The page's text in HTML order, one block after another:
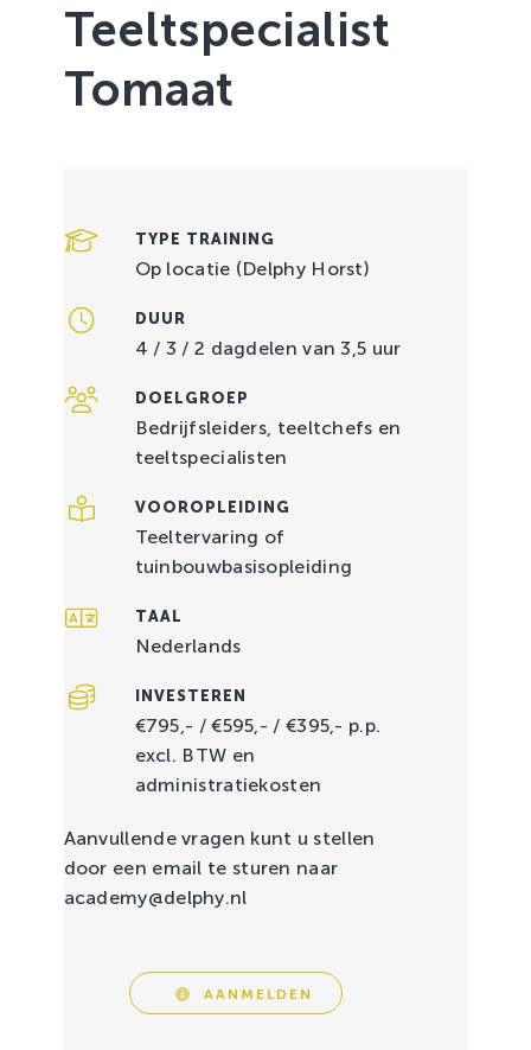
Teeltspecialist
Tomaat
TYPE TRAINING
Op locatie (Delphy Horst)
DUUR
4 / 3 / 2 dagdelen van 3,5 uur
DOELGROEP
Bedrijfsleiders, teeltchefs en
teeltspecialisten
VOOROPLEIDING
Teeltervaring of
tuinbouwbasisopleiding
TAAL
Nederlands
INVESTEREN
€795,- / €595,- / €395,- p.p.
excl. BTW en
administratiekosten
Aanvullende vragen kunt u stellen
door een email te sturen naar
academy@delphy.nl
AANMELDEN